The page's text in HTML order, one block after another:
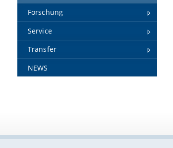
Forschung
Service
Transfer
NEWS